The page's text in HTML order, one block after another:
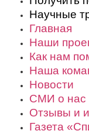
Научные
Главная
Наши
Как нам
Наша
Новости
СМИ о нас
Отзывы и
Газета